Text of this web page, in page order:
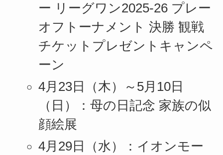
ー リーグワン2025-26 プレー
オフトーナメント 決勝 観戦
チケットプレゼントキャンペ
ーン
4月23日（木）～5月10日
（日）：母の日記念 家族の似
顔絵展
4月29日（水）：イオンモー